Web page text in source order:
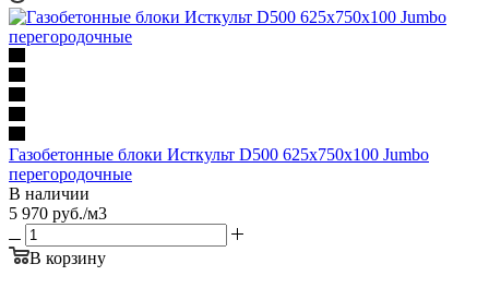
Газобетонные блоки Исткульт D500 625х750х100 Jumbo
перегородочные
В наличии
5 970 руб./м3
В корзину